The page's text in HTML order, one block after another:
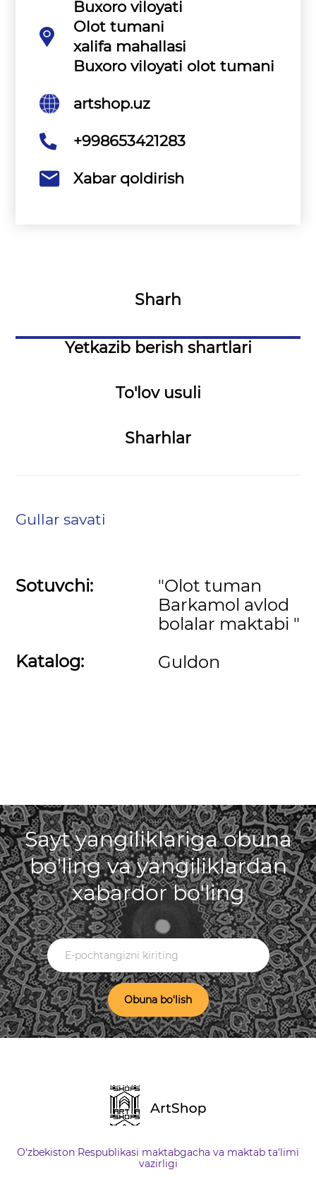
Buxoro viloyati
Olot tumani
xalifa mahallasi
Buxoro viloyati olot tumani
artshop.uz
+998653421283
Xabar qoldirish
Sharh
Yetkazib berish shartlari
To'lov usuli
Sharhlar
Gullar savati
Sotuvchi:
Katalog:
"Olot tuman
Barkamol avlod
bolalar maktabi "
Guldon
Sayt yangiliklariga obuna
bo'ling va yangiliklardan
xabardor bo'ling
Obuna bo'lish
O‘zbekiston Respublikasi maktabgacha va maktab ta'limi
vazirligi